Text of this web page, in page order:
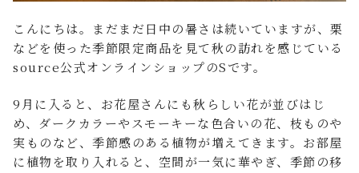
こんにちは。まだまだ日中の暑さは続いていますが、栗
などを使った季節限定商品を見て秋の訪れを感じている
source公式オンラインショップのSです。
9月に入ると、お花屋さんにも秋らしい花が並びはじ
め、ダークカラーやスモーキーな色合いの花、枝ものや
実ものなど、季節感のある植物が増えてきます。お部屋
に植物を取り入れると、空間が一気に華やぎ、季節の移